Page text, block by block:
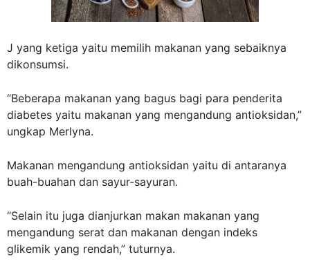
J yang ketiga yaitu memilih makanan yang sebaiknya
dikonsumsi.
“Beberapa makanan yang bagus bagi para penderita
diabetes yaitu makanan yang mengandung antioksidan,”
ungkap Merlyna.
Makanan mengandung antioksidan yaitu di antaranya
buah-buahan dan sayur-sayuran.
“Selain itu juga dianjurkan makan makanan yang
mengandung serat dan makanan dengan indeks
glikemik yang rendah,” tuturnya.